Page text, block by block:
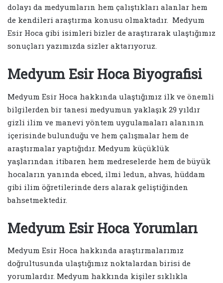
dolayı da medyumların hem çalıştıkları alanlar hem
de kendileri araştırma konusu olmaktadır. Medyum
Esir Hoca gibi isimleri bizler de araştırarak ulaştığımız
sonuçları yazımızda sizler aktarıyoruz.
Medyum Esir Hoca Biyografisi
Medyum Esir Hoca hakkında ulaştığımız ilk ve önemli
bilgilerden bir tanesi medyumun yaklaşık 29 yıldır
gizli ilim ve manevi yöntem uygulamaları alanının
içerisinde bulunduğu ve hem çalışmalar hem de
araştırmalar yaptığıdır. Medyum küçüklük
yaşlarından itibaren hem medreselerde hem de büyük
hocaların yanında ebced, ilmi ledun, ahvas, hüddam
gibi ilim öğretilerinde ders alarak geliştiğinden
bahsetmektedir.
Medyum Esir Hoca Yorumları
Medyum Esir Hoca hakkında araştırmalarımız
doğrultusunda ulaştığımız noktalardan birisi de
yorumlardır. Medyum hakkında kişiler sıklıkla